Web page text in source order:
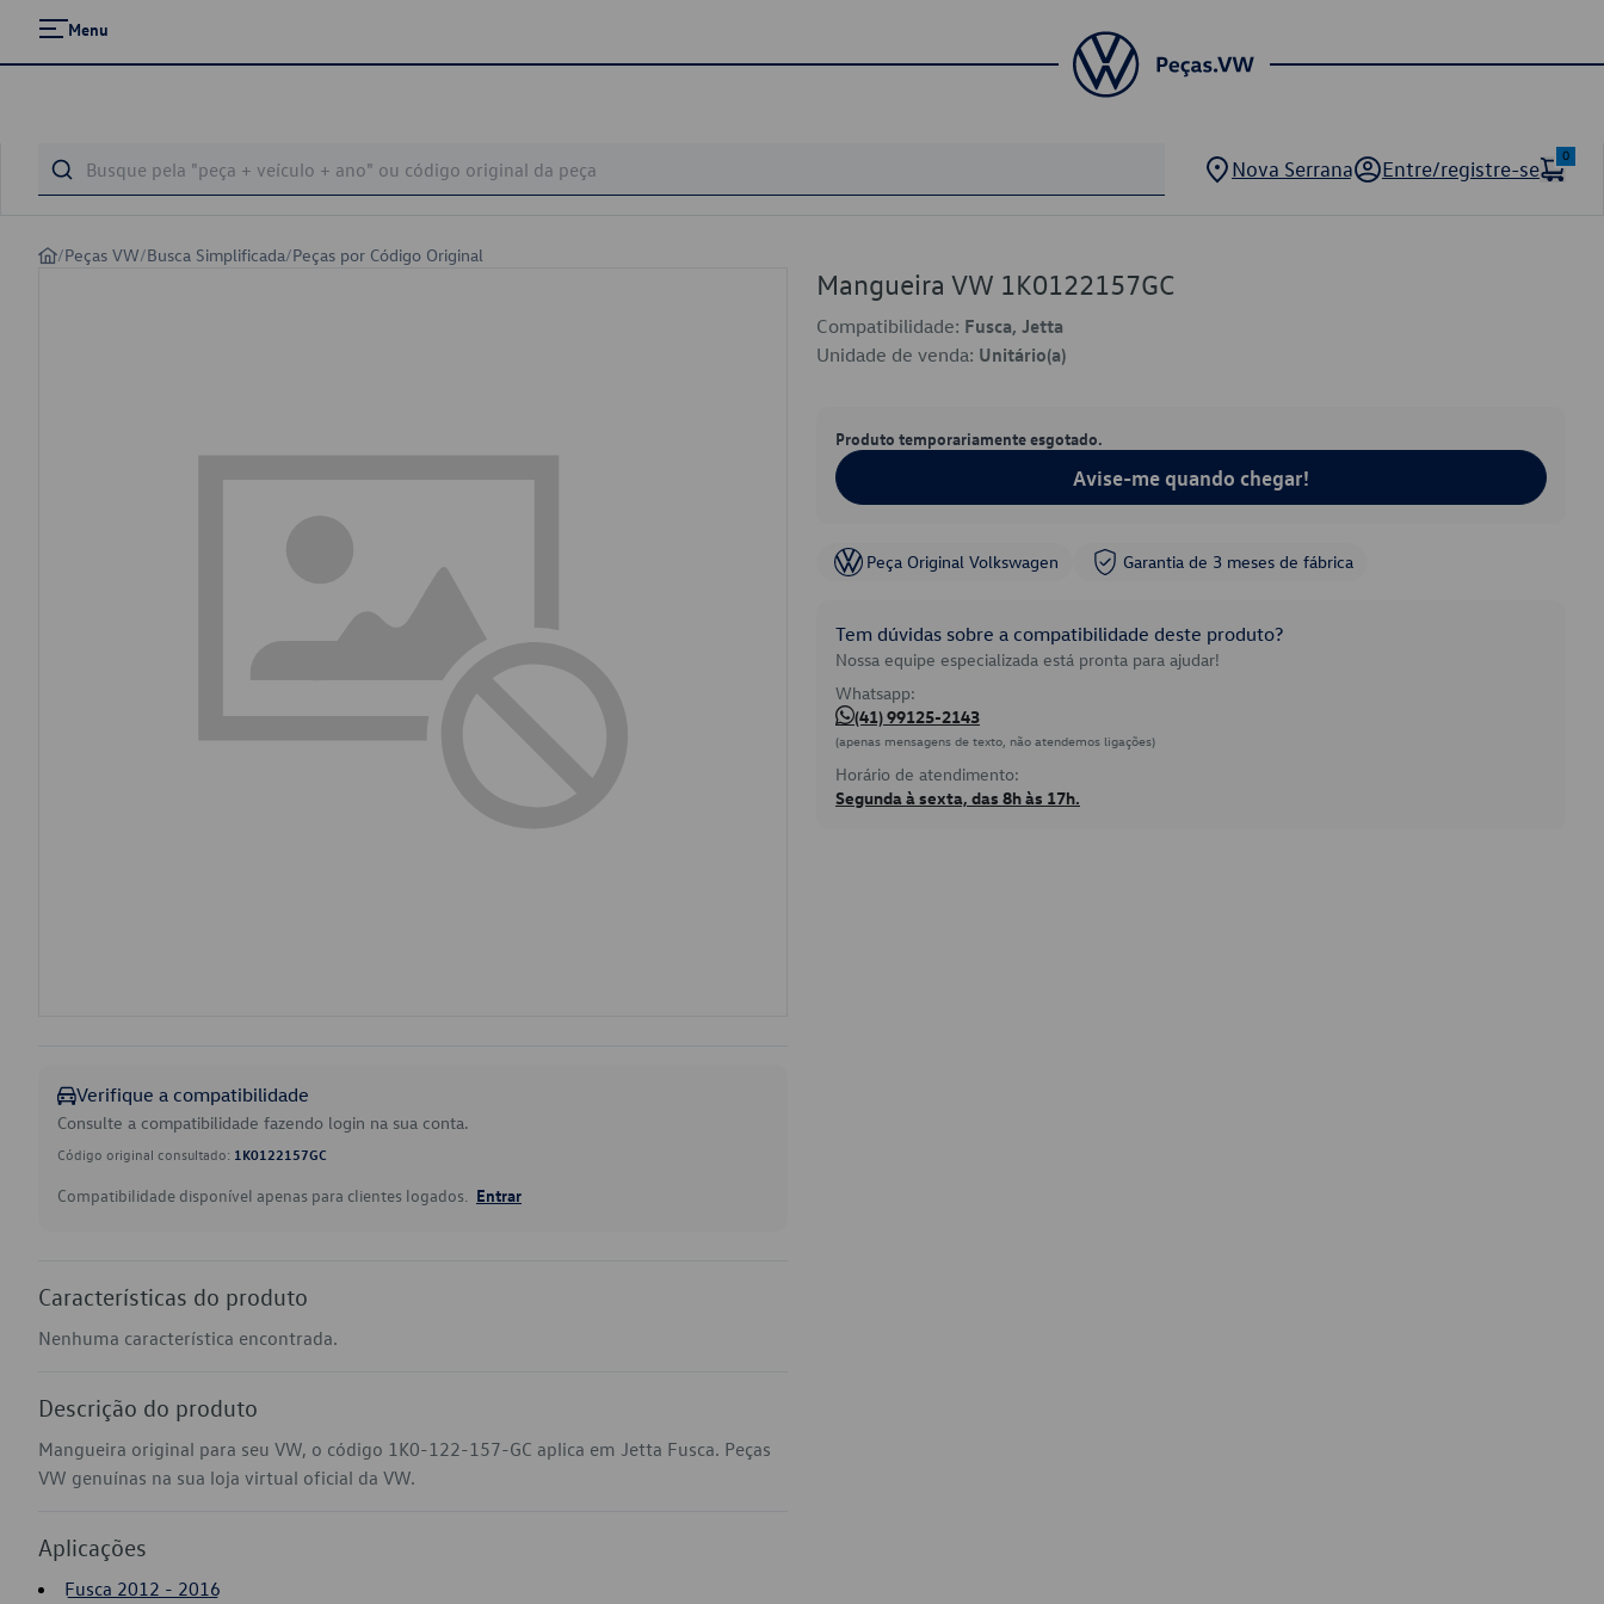
Menu
Nova Serrana Entre/registre-se
0
/Peças VW/Busca Simplificada/Peças por Código Original
Verifique a compatibilidade
Consulte a compatibilidade fazendo login na sua conta.
Código original consultado: 1K0122157GC
Compatibilidade disponível apenas para clientes logados. Entrar
Características do produto
Nenhuma característica encontrada.
Descrição do produto
Mangueira original para seu VW, o código 1K0-122-157-GC aplica em Jetta Fusca. Peças
VW genuínas na sua loja virtual oficial da VW.
Aplicações
Fusca 2012 - 2016
Mangueira VW 1K0122157GC
Compatibilidade: Fusca, Jetta
Unidade de venda: Unitário(a)
Produto temporariamente esgotado.
Avise-me quando chegar!
Peça Original Volkswagen Garantia de 3 meses de fábrica
Tem dúvidas sobre a compatibilidade deste produto?
Nossa equipe especializada está pronta para ajudar!
Whatsapp:
(41) 99125-2143
(apenas mensagens de texto, não atendemos ligações)
Horário de atendimento:
Segunda à sexta, das 8h às 17h.